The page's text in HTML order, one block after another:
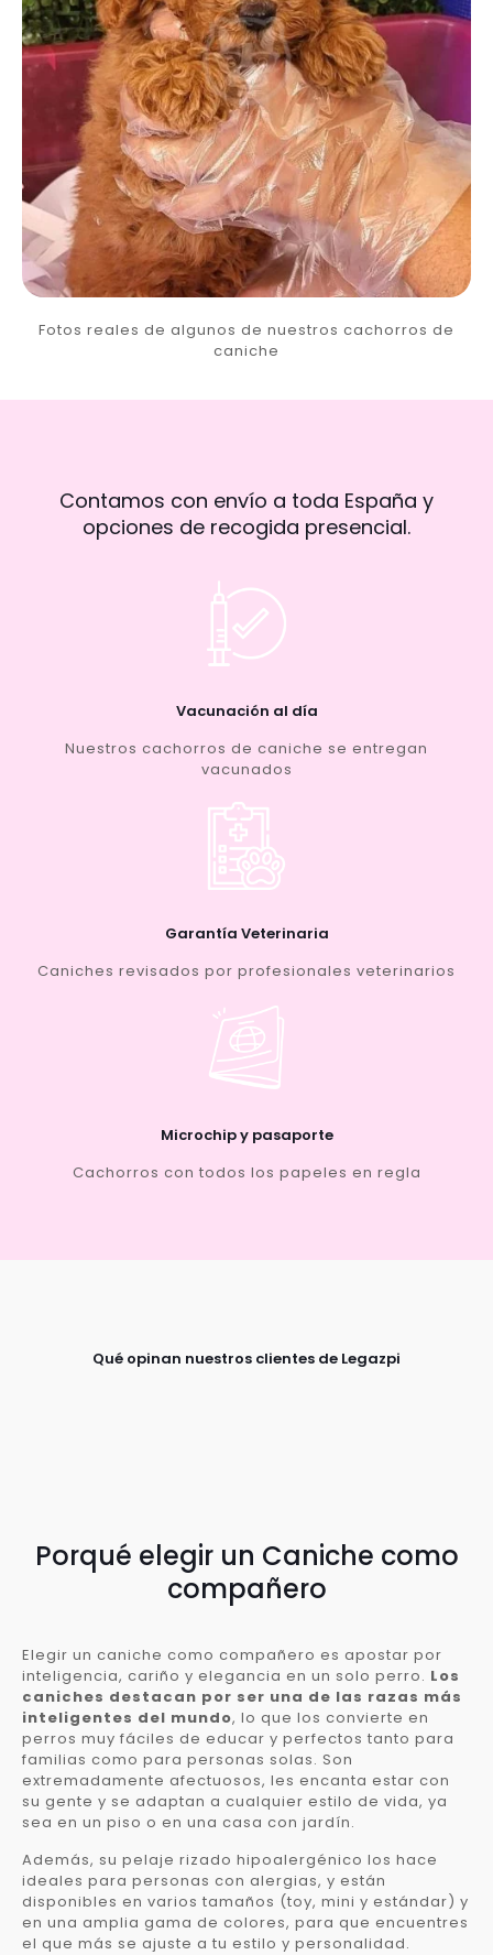
Fotos reales de algunos de nuestros cachorros de
caniche
Contamos con envío a toda España y
opciones de recogida presencial.
Vacunación al día
Nuestros cachorros de caniche se entregan
vacunados
Garantía Veterinaria
Caniches revisados por profesionales veterinarios
Microchip y pasaporte
Cachorros con todos los papeles en regla
Qué opinan nuestros clientes de Legazpi
Porqué elegir un Caniche como
compañero
Elegir un caniche como compañero es apostar por
inteligencia, cariño y elegancia en un solo perro. Los
caniches destacan por ser una de las razas más
inteligentes del mundo, lo que los convierte en
perros muy fáciles de educar y perfectos tanto para
familias como para personas solas. Son
extremadamente afectuosos, les encanta estar con
su gente y se adaptan a cualquier estilo de vida, ya
sea en un piso o en una casa con jardín.
Además, su pelaje rizado hipoalergénico los hace
ideales para personas con alergias, y están
disponibles en varios tamaños (toy, mini y estándar) y
en una amplia gama de colores, para que encuentres
el que más se ajuste a tu estilo y personalidad.